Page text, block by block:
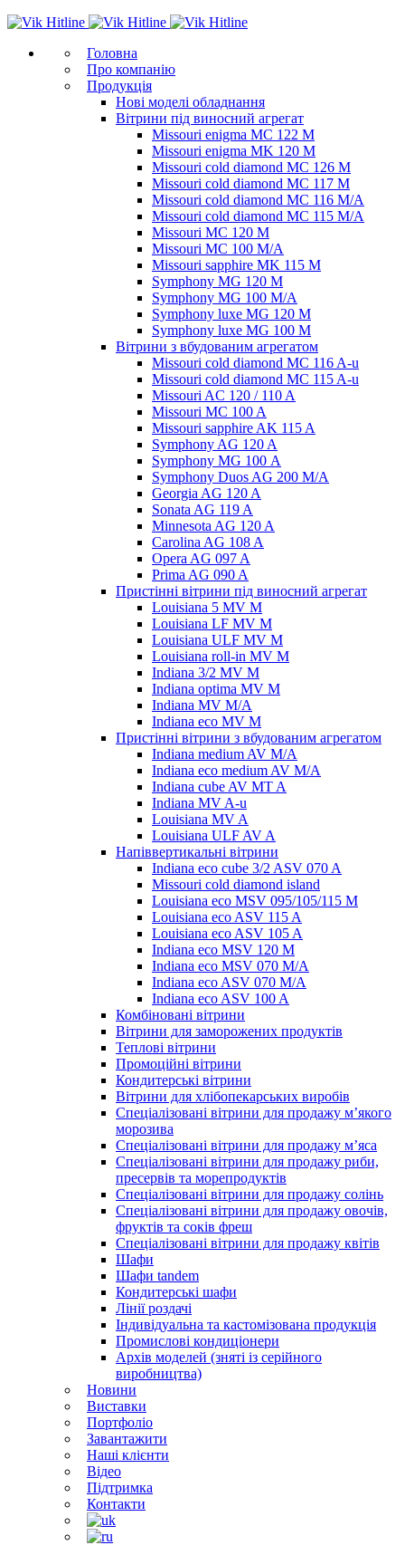
Головна
Про компанію
Продукція
Нові моделі обладнання
Вітрини під виносний агрегат
Missouri enigma MC 122 M
Missouri enigma MK 120 M
Missouri cold diamond MC 126 M
Missouri cold diamond MC 117 M
Missouri cold diamond MC 116 M/A
Missouri cold diamond MC 115 M/A
Missouri MC 120 M
Missouri MC 100 M/A
Missouri sapphire MK 115 M
Symphony MG 120 M
Symphony MG 100 M/А
Symphony luxe MG 120 M
Symphony luxe MG 100 M
Вітрини з вбудованим агрегатом
Missouri cold diamond MC 116 A-u
Missouri cold diamond MC 115 A-u
Missouri AC 120 / 110 A
Missouri MC 100 A
Missouri sapphire AK 115 A
Symphony AG 120 A
Symphony MG 100 А
Symphony Duos AG 200 M/A
Georgia AG 120 A
Sonata AG 119 A
Minnesota AG 120 A
Carolina AG 108 A
Opera AG 097 A
Prima AG 090 A
Пристінні вітрини під виносний агрегат
Louisiana 5 MV M
Louisiana LF MV M
Louisiana ULF MV M
Louisiana roll-in MV M
Indiana 3/2 MV M
Indiana optima MV M
Indiana MV M/A
Indiana eco MV M
Пристінні вітрини з вбудованим агрегатом
Indiana medium AV M/A
Indiana eco medium AV M/A
Indiana cube AV MT A
Indiana MV A-u
Louisiana MV A
Louisiana ULF AV A
Напіввертикальні вітрини
Indiana eco cube 3/2 ASV 070 A
Missouri cold diamond island
Louisiana eco MSV 095/105/115 M
Louisiana eco ASV 115 A
Louisiana eco ASV 105 A
Indiana eco MSV 120 M
Indiana eco MSV 070 M/A
Indiana eco ASV 070 M/A
Indiana eco ASV 100 A
Комбіновані вітрини
Вітрини для заморожених продуктів
Теплові вітрини
Промоційні вітрини
Кондитерські вітрини
Вітрини для хлібопекарських виробів
Спеціалізовані вітрини для продажу м’якого
морозива
Спеціалізовані вітрини для продажу м’яса
Спеціалізовані вітрини для продажу риби,
пресервів та морепродуктів
Спеціалізовані вітрини для продажу солінь
Спеціалізовані вітрини для продажу овочів,
фруктів та соків фреш
Спеціалізовані вітрини для продажу квітів
Шафи
Шафи tandem
Кондитерські шафи
Лінії роздачі
Індивідуальна та кастомізована продукція
Промислові кондиціонери
Архів моделей (зняті із серійного
виробництва)
Новини
Виставки
Портфоліо
Завантажити
Наші клієнти
Відео
Підтримка
Контакти